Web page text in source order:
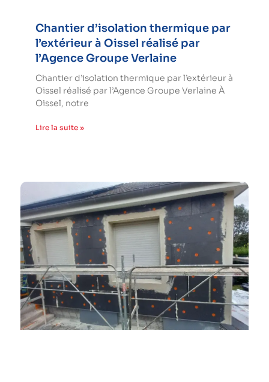
Chantier d’isolation thermique par
l’extérieur à Oissel réalisé par
l’Agence Groupe Verlaine
Chantier d’isolation thermique par l’extérieur à
Oissel réalisé par l’Agence Groupe Verlaine À
Oissel, notre
Lire la suite »